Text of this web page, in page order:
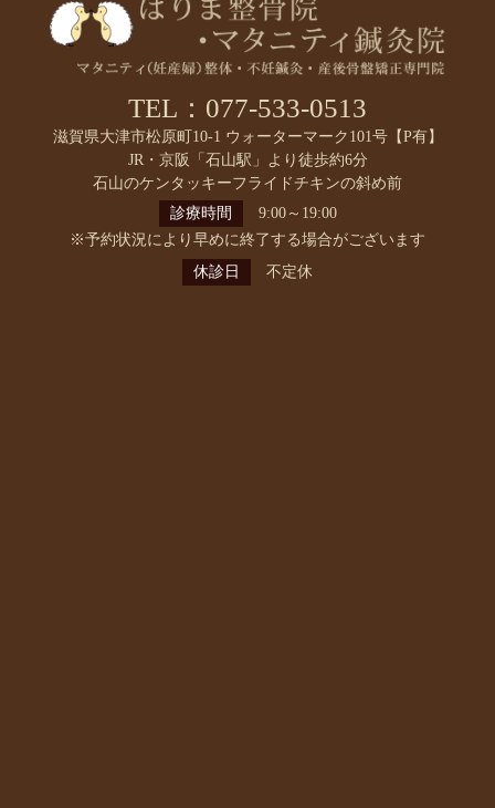
TEL：077-533-0513
滋賀県大津市松原町10-1 ウォーターマーク101号【P有】
JR・京阪「石山駅」より徒歩約6分
石山のケンタッキーフライドチキンの斜め前
診療時間
9:00～19:00
※予約状況により早めに終了する場合がございます
休診日
不定休